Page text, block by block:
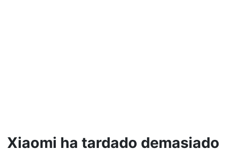
Xiaomi ha tardado demasiado